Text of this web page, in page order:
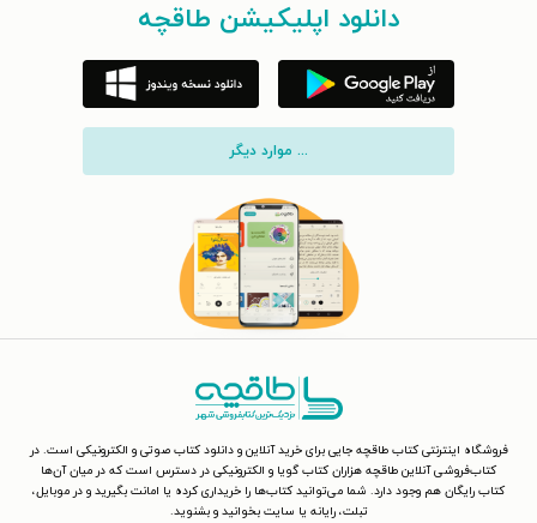
دانلود اپلیکیشن طاقچه
... موارد دیگر
فروشگاه اینترنتی کتاب طاقچه جایی برای خرید آنلاین و دانلود کتاب صوتی و الکترونیکی است. در
کتاب‌فروشی آنلاین طاقچه هزاران کتاب گویا و الکترونیکی در دسترس است که در میان آن‌ها
کتاب رایگان هم وجود دارد. شما می‌توانید کتاب‌ها را خریداری کرده یا امانت بگیرید و در موبایل،
تبلت، رایانه یا سایت بخوانید و بشنوید.